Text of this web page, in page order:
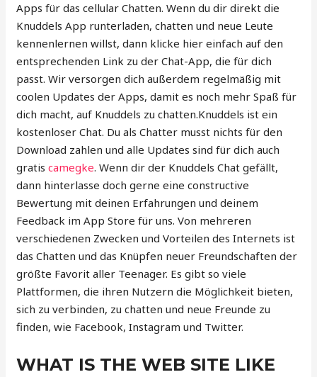
Apps für das cellular Chatten. Wenn du dir direkt die
Knuddels App runterladen, chatten und neue Leute
kennenlernen willst, dann klicke hier einfach auf den
entsprechenden Link zu der Chat-App, die für dich
passt. Wir versorgen dich außerdem regelmäßig mit
coolen Updates der Apps, damit es noch mehr Spaß für
dich macht, auf Knuddels zu chatten.Knuddels ist ein
kostenloser Chat. Du als Chatter musst nichts für den
Download zahlen und alle Updates sind für dich auch
gratiscamegke. Wenn dir der Knuddels Chat gefällt,
dann hinterlasse doch gerne eine constructive
Bewertung mit deinen Erfahrungen und deinem
Feedback im App Store für uns. Von mehreren
verschiedenen Zwecken und Vorteilen des Internets ist
das Chatten und das Knüpfen neuer Freundschaften der
größte Favorit aller Teenager. Es gibt so viele
Plattformen, die ihren Nutzern die Möglichkeit bieten,
sich zu verbinden, zu chatten und neue Freunde zu
finden, wie Facebook, Instagram und Twitter.
WHAT IS THE WEB SITE LIKE